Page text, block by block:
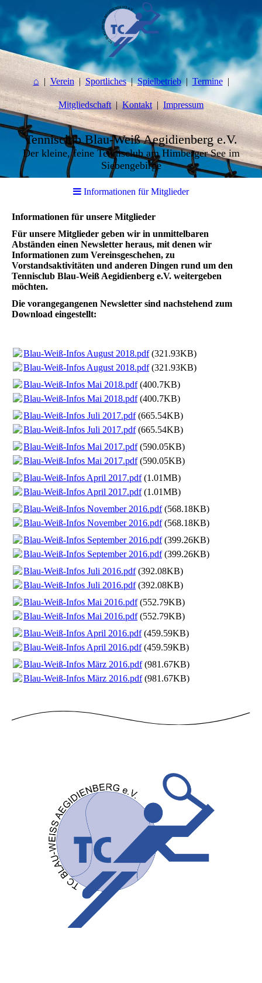
⌂ Verein Sportliches Spielbetrieb Termine
Mitgliedschaft Kontakt Impressum
Tennisclub Blau-Weiß Aegidienberg e.V.
Der kleine, feine Tennisclub am Himberger See im
Siebengebirge
Informationen für Mitglieder
Informationen für unsere Mitglieder
Für unsere Mitglieder geben wir in unmittelbaren
Abständen einen Newsletter heraus, mit denen wir
Informationen zum Vereinsgeschehen, zu
Vorstandsaktivitäten und anderen Dingen rund um den
Tennisclub Blau-Weiß Aegidienberg e.V. weitergeben
möchten.
Die vorangegangenen Newsletter sind nachstehend zum
Download eingestellt:
Blau-Weiß-Infos August 2018.pdf(321.93KB)
Blau-Weiß-Infos August 2018.pdf(321.93KB)
Blau-Weiß-Infos Mai 2018.pdf(400.7KB)
Blau-Weiß-Infos Mai 2018.pdf(400.7KB)
Blau-Weiß-Infos Juli 2017.pdf(665.54KB)
Blau-Weiß-Infos Juli 2017.pdf(665.54KB)
Blau-Weiß-Infos Mai 2017.pdf(590.05KB)
Blau-Weiß-Infos Mai 2017.pdf(590.05KB)
Blau-Weiß-Infos April 2017.pdf(1.01MB)
Blau-Weiß-Infos April 2017.pdf(1.01MB)
Blau-Weiß-Infos November 2016.pdf(568.18KB)
Blau-Weiß-Infos November 2016.pdf(568.18KB)
Blau-Weiß-Infos September 2016.pdf(399.26KB)
Blau-Weiß-Infos September 2016.pdf(399.26KB)
Blau-Weiß-Infos Juli 2016.pdf(392.08KB)
Blau-Weiß-Infos Juli 2016.pdf(392.08KB)
Blau-Weiß-Infos Mai 2016.pdf(552.79KB)
Blau-Weiß-Infos Mai 2016.pdf(552.79KB)
Blau-Weiß-Infos April 2016.pdf(459.59KB)
Blau-Weiß-Infos April 2016.pdf(459.59KB)
Blau-Weiß-Infos März 2016.pdf(981.67KB)
Blau-Weiß-Infos März 2016.pdf(981.67KB)